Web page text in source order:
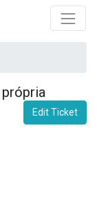
Edit Ticket